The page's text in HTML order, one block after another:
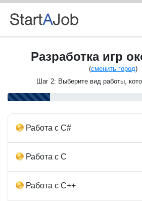
Разработка игр
(сменить город)
Шаг 2: Выберите вид работы,
Работа с C#
Работа с С
Работа с C++